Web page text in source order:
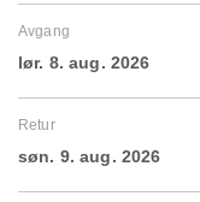
Avgang
lør. 8. aug. 2026
Retur
søn. 9. aug. 2026